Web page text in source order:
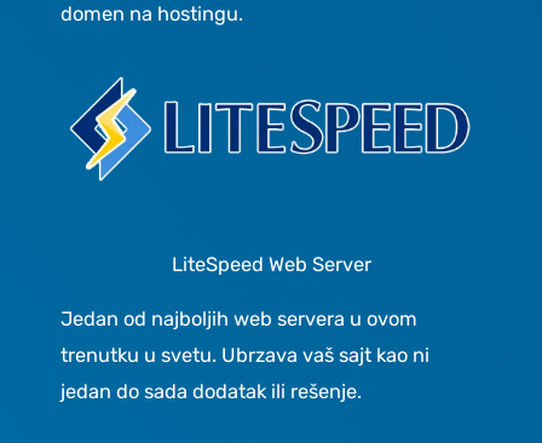
domen na hostingu.
LiteSpeed Web Server
Jedan od najboljih web servera u ovom
trenutku u svetu. Ubrzava vaš sajt kao ni
jedan do sada dodatak ili rešenje.